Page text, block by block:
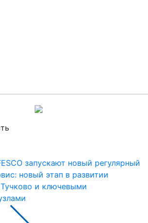
запускают новый регулярный
новый этап в развитии
и ключевыми